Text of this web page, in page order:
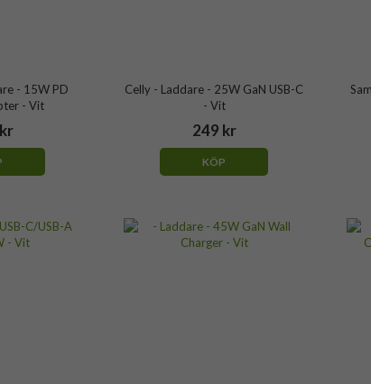
- 15W PD
- Vit
Celly - Laddare - 25W GaN USB-C
- Vit
249 kr
KÖP